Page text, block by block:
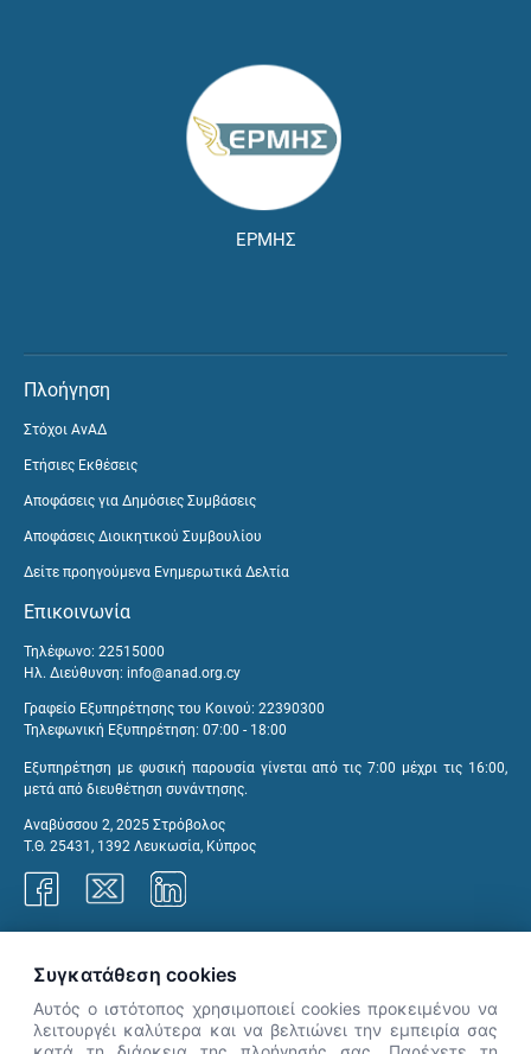
ΕΡΜΗΣ
Πλοήγηση
Στόχοι ΑνΑΔ
Ετήσιες Εκθέσεις
Αποφάσεις για Δημόσιες Συμβάσεις
Αποφάσεις Διοικητικού Συμβουλίου
Δείτε προηγούμενα Ενημερωτικά Δελτία
Επικοινωνία
Τηλέφωνο: 22515000
Ηλ. Διεύθυνση: info@anad.org.cy
Γραφείο Εξυπηρέτησης του Κοινού: 22390300
Τηλεφωνική Εξυπηρέτηση: 07:00 - 18:00
Εξυπηρέτηση με φυσική παρουσία γίνεται από τις 7:00 μέχρι τις 16:00,
μετά από διευθέτηση συνάντησης.
Αναβύσσου 2, 2025 Στρόβολος
Τ.Θ. 25431, 1392 Λευκωσία, Κύπρος
Συγκατάθεση cookies
Αυτός ο ιστότοπος χρησιμοποιεί cookies προκειμένου να
λειτουργέι καλύτερα και να βελτιώνει την εμπειρία σας